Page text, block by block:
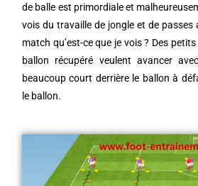
de balle est primordiale et
vois du travaille de jongle et de passes
match qu’est-ce que je vois ? Des
ballon récupéré veulent avancer
beaucoup court derrière le ballon à
le ballon.